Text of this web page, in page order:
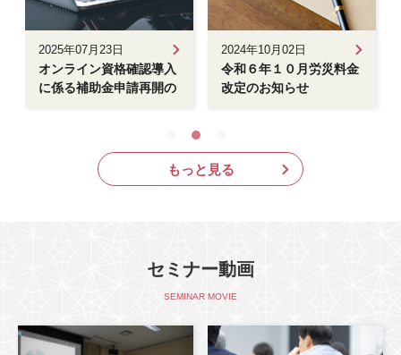
2025年07月23日
オンライン資格確認導入
に係る補助金申請再開の
2024年10月02日
令和６年１０月労災料金
改定のお知らせ
もっと見る
セミナー動画
SEMINAR MOVIE